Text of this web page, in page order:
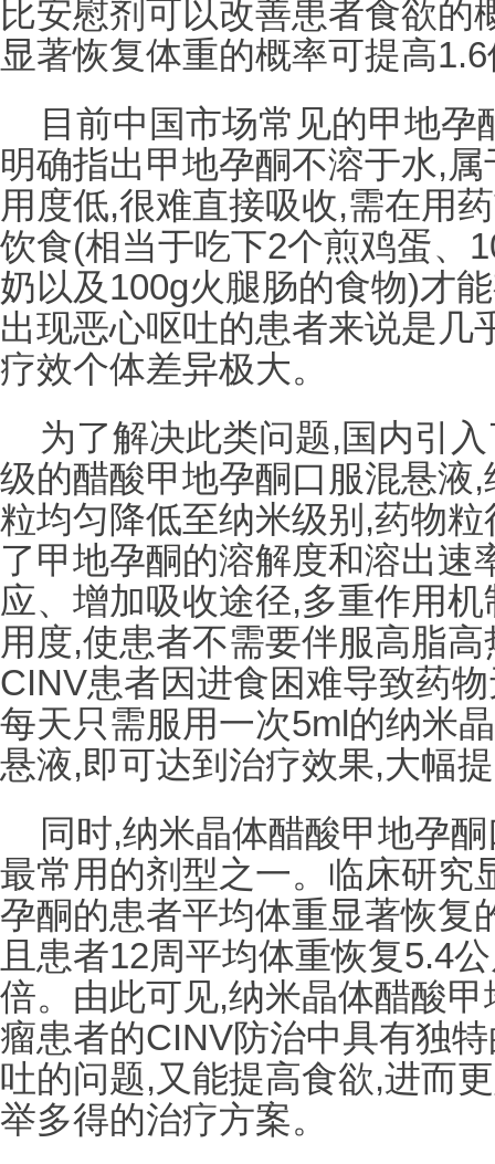
比安慰剂可以改善患者食欲的
显著恢复体重的概率可提高
目前中国市场常见的甲地
明确指出甲地孕酮不溶于水,
用度低,很难直接吸收,需在用
饮食(相当于吃下2个煎鸡蛋、
奶以及100g火腿肠的食物)才
出现恶心呕吐的患者来说是几
疗效个体差异极大。
为了解决此类问题,国内引
级的醋酸甲地孕酮口服混悬液
粒均匀降低至纳米级别,药物
了甲地孕酮的溶解度和溶出速
应、增加吸收途径,多重作用
用度,使患者不需要伴服高脂
CINV患者因进食困难导致药
每天只需服用一次5ml的纳米
悬液,即可达到治疗效果,大幅
同时,纳米晶体醋酸甲地孕
最常用的剂型之一。临床研究
孕酮的患者平均体重显著恢复
且患者12周平均体重恢复5.4
倍。由此可见,纳米晶体醋酸
瘤患者的CINV防治中具有独
吐的问题,又能提高食欲,进而
举多得的治疗方案。